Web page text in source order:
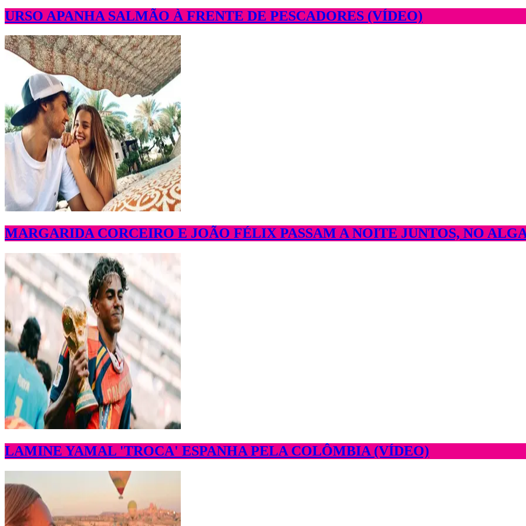
URSO APANHA SALMÃO À FRENTE DE PESCADORES (VÍDEO)
MARGARIDA CORCEIRO E JOÃO FÉLIX PASSAM A NOITE JUNTOS, NO
LAMINE YAMAL 'TROCA' ESPANHA PELA COLÔMBIA (VÍDEO)